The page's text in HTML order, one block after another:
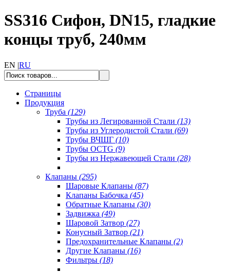
SS316 Сифон, DN15, гладкие
концы труб, 240мм
EN |RU
Страницы
Продукция
Труба (129)
Трубы из Легированной Стали (13)
Трубы из Углеродистой Стали (69)
Трубы ВЧШГ (10)
Трубы OCTG (9)
Трубы из Нержавеющей Стали (28)
Клапаны (295)
Шаровые Клапаны (87)
Клапаны Бабочка (45)
Обратные Клапаны (30)
Задвижка (49)
Шаровой Затвор (27)
Конусный Затвор (21)
Предохранительные Клапаны (2)
Другие Клапаны (16)
Фильтры (18)